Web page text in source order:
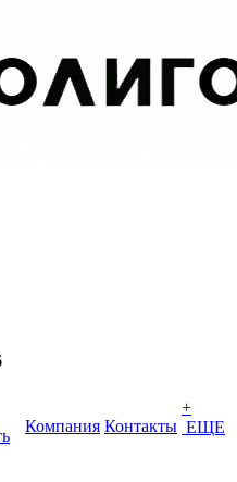
Компания Контакты
+
ЕЩЕ